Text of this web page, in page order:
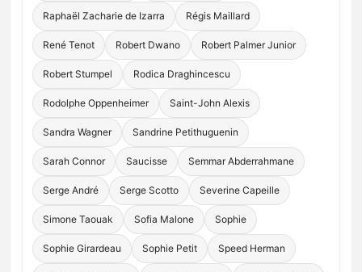
Raphaël Zacharie de Izarra Régis Maillard
René Tenot Robert Dwano Robert Palmer Junior
Robert Stumpel Rodica Draghincescu
Rodolphe Oppenheimer Saint-John Alexis
Sandra Wagner Sandrine Petithuguenin
Sarah Connor Saucisse Semmar Abderrahmane
Serge André Serge Scotto Severine Capeille
Simone Taouak Sofia Malone Sophie
Sophie Girardeau Sophie Petit Speed Herman